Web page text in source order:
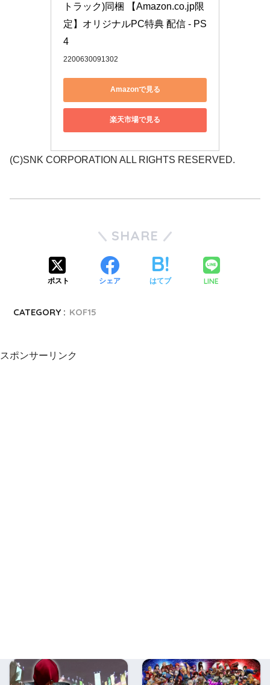
トラック)同梱 【Amazon.co.jp限
定】オリジナルPC特典 配信 - PS
4
2200630091302
Amazonで見る
楽天市場で見る
(C)SNK CORPORATION ALL RIGHTS RESERVED.
SHARE
ポスト シェア はてブ LINE
CATEGORY : KOF15
スポンサーリンク